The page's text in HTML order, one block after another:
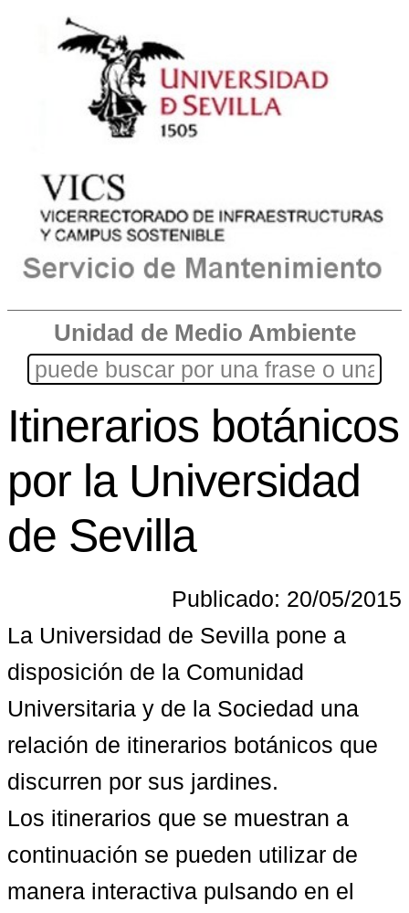
Unidad de Medio Ambiente
Itinerarios botánicos
por la Universidad
de Sevilla
Publicado: 20/05/2015
La Universidad de Sevilla pone a
disposición de la Comunidad
Universitaria y de la Sociedad una
relación de itinerarios botánicos que
discurren por sus jardines.
Los itinerarios que se muestran a
continuación se pueden utilizar de
manera interactiva pulsando en el